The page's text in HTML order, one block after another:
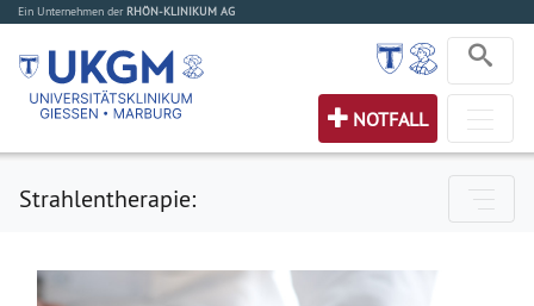
Ein Unternehmen der RHÖN-KLINIKUM AG
NOTFALL
Strahlentherapie: